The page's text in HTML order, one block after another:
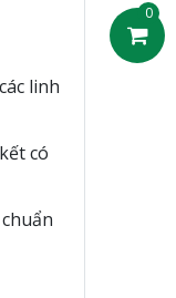
0
linh
có